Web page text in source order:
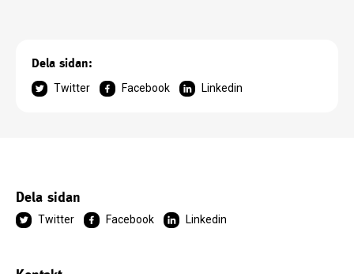
Dela sidan:
Twitter Facebook Linkedin
Dela sidan
Twitter Facebook Linkedin